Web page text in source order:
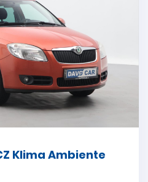
Klima Ambiente